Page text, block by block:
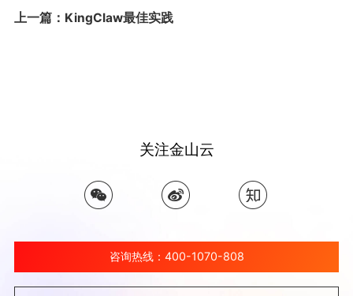
上一篇：KingClaw最佳实践
关注金山云
咨询热线：400-1070-808